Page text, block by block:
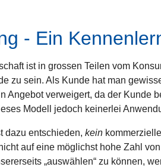
- Ein
ist in grossen Teilen vom
zu sein. Als Kunde hat man
Angebot verweigert, da der Kunde
Modell jedoch keinerlei
dazu entschieden, kein
auf eine möglichst hohe Zahl
„auswählen“ zu können,